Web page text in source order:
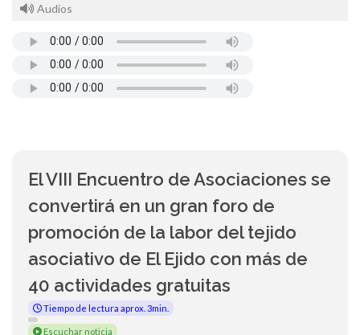
Audios
El VIII Encuentro de Asociaciones se
convertirá en un gran foro de
promoción de la labor del tejido
asociativo de El Ejido con más de
40 actividades gratuitas
Tiempo de lectura aprox. 3min.
Escuchar noticia